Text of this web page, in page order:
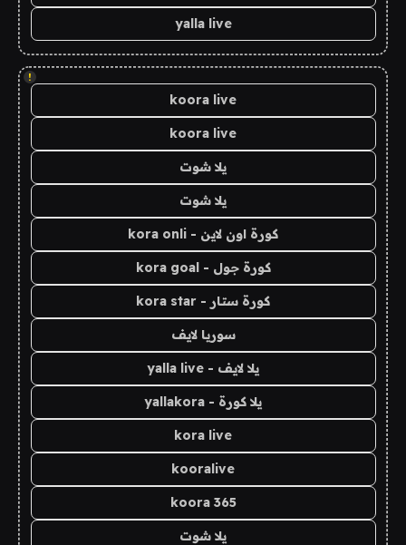
yalla live
!
koora live
koora live
يلا شوت
يلا شوت
كورة اون لاين - kora onli
كورة جول - kora goal
كورة ستار - kora star
سوريا لايف
يلا لايف - yalla live
يلا كورة - yallakora
kora live
kooralive
koora 365
يلا شوت